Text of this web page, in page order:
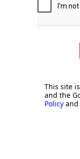
This site
and the
Policy and